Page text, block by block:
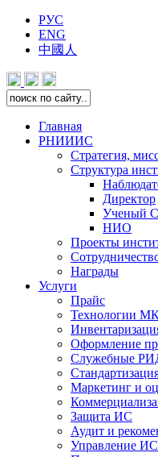
РУС
ENG
中國人
Главная
РНИИИС
Стратегия,
Структура
Директор
Ученый
НИО
Проекты
Награды
Услуги
Прайс
Технологии
Оформление
Служебные
Маркетинг и
Защита ИС
Аудит и
Управление ИС